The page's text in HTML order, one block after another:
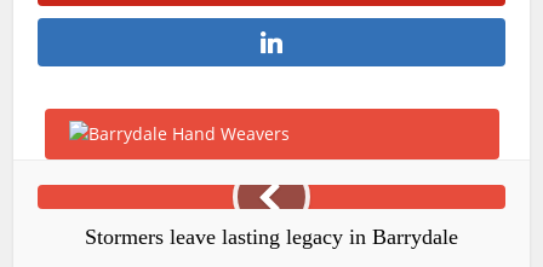
Stormers leave lasting legacy in Barrydale